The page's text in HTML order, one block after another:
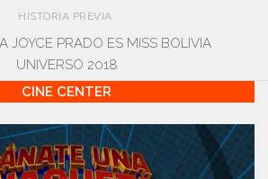
HISTORIA PREVIA
JOYCE PRADO ES MISS BOLIVIA
UNIVERSO 2018
CINE CENTER